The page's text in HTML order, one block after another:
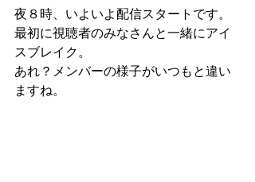
夜８時、いよいよ配信スタートです。
最初に視聴者のみなさんと一緒にアイ
スブレイク。
あれ？メンバーの様子がいつもと違い
ますね。